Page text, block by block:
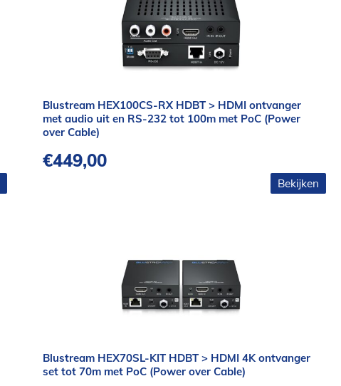
Blustream HEX100CS-RX HDBT > HDMI ontvanger
met audio uit en RS-232 tot 100m met PoC (Power
over Cable)
€449,00
Bekijken
Blustream HEX70SL-KIT HDBT > HDMI 4K ontvanger
set tot 70m met PoC (Power over Cable)